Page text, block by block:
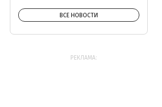
ВСЕ НОВОСТИ
РЕКЛАМА: